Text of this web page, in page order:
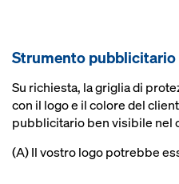
Strumento
Su richiesta, la griglia di
con il logo e il colore del
pubblicitario ben visibile nel
(A) Il vostro logo potrebbe